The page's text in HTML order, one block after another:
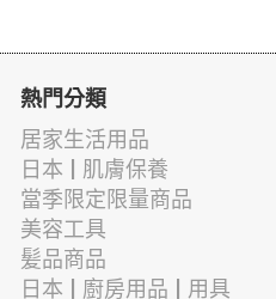
熱門分類
居家生活用品
日本 | 肌膚保養
當季限定限量商品
美容工具
髪品商品
日本 | 廚房用品 | 用具